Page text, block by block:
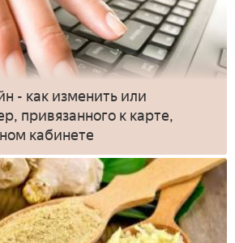
- как изменить или
привязанного к карте,
кабинете